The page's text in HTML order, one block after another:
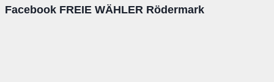
Facebook FREIE WÄHLER Rödermark